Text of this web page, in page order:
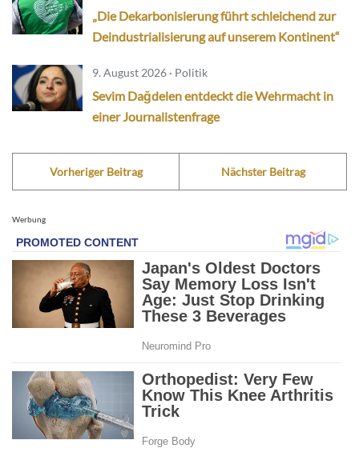
„Die Dekarbonisierung führt schleichend zur
Deindustrialisierung auf unserem Kontinent“
9. August 2026 · Politik
Sevim Dağdelen entdeckt die Wehrmacht in
einer Journalistenfrage
Vorheriger Beitrag Nächster Beitrag
Werbung